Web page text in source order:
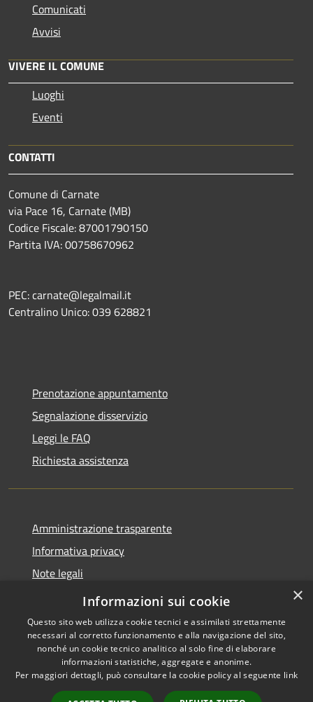
Comunicati
Avvisi
VIVERE IL COMUNE
Luoghi
Eventi
CONTATTI
Comune di Carnate
via Pace 16, Carnate (MB)
Codice Fiscale: 87001790150
Partita IVA: 00758670962
PEC: carnate@legalmail.it
Centralino Unico: 039 628821
Prenotazione appuntamento
Segnalazione disservizio
Leggi le FAQ
Richiesta assistenza
Amministrazione trasparente
Informativa privacy
Note legali
Dichiarazione di accessibilità
Accessibilità
Copyright © 2026 • Comune di
Carnate • Powered by
×
Informazioni sui cookie
Questo sito web utilizza cookie tecnici e assimilati strettamente
necessari al corretto funzionamento e alla navigazione del sito,
nonché un cookie tecnico analitico al solo fine di elaborare
informazioni statistiche, aggregate e anonime.
Per maggiori dettagli, può consultare la cookie policy al seguente link